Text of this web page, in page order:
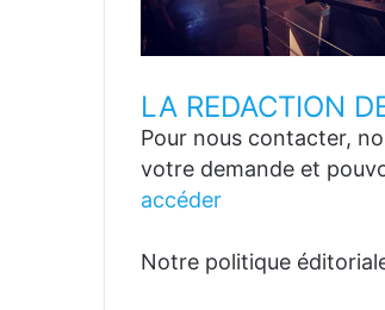
LA REDACTION
Pour nous contacter,
votre demande et
accéder
Notre politique